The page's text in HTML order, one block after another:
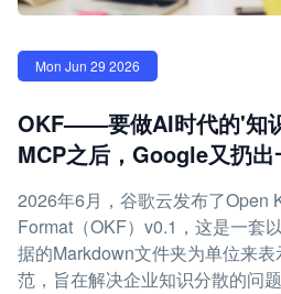
Mon Jun 29 2026
OKF——要做AI时代的'知
MCP之后，Google又扔
2026年6月，谷歌云发布了Open
Format（OKF）v0.1，这是一套
据的Markdown文件夹为单位来
范，旨在解决企业知识分散的问题